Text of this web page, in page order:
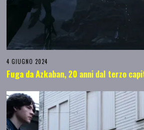
4 GIUGNO 2024
Fuga da Azkaban, 20 anni dal terzo